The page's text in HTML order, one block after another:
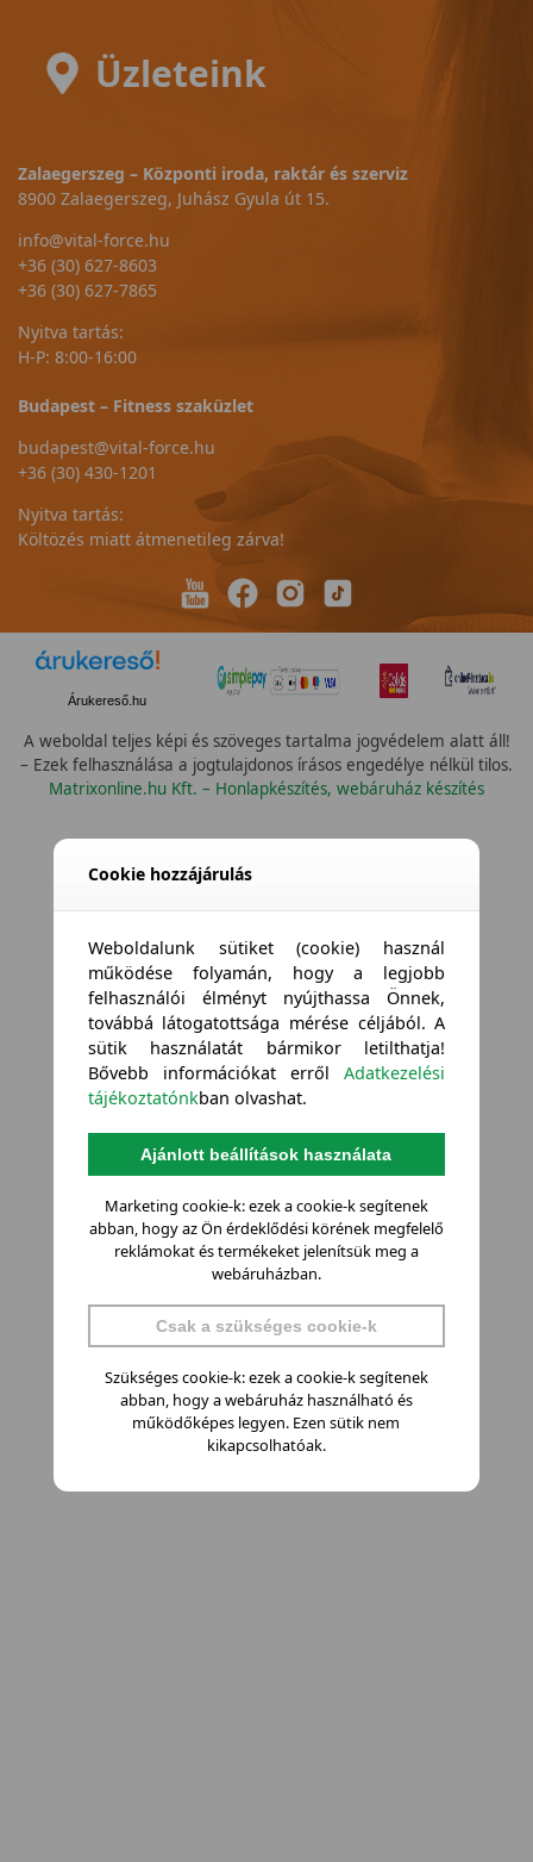
Üzleteink
Zalaegerszeg – Központi iroda, raktár és szerviz
8900 Zalaegerszeg, Juhász Gyula út 15.
info@vital-force.hu
+36 (30) 627-8603
+36 (30) 627-7865
Nyitva tartás:
H-P: 8:00-16:00
Budapest – Fitness szaküzlet
budapest@vital-force.hu
+36 (30) 430-1201
Nyitva tartás:
Költözés miatt átmenetileg zárva!
Árukereső.hu
A weboldal teljes képi és szöveges tartalma jogvédelem alatt áll!
– Ezek felhasználása a jogtulajdonos írásos engedélye nélkül tilos.
Matrixonline.hu Kft. – Honlapkészítés, webáruház készítés
Cookie hozzájárulás
Weboldalunk sütiket (cookie) használ
működése folyamán, hogy a legjobb
felhasználói élményt nyújthassa Önnek,
továbbá látogatottsága mérése céljából. A
sütik használatát bármikor letilthatja!
Bővebb információkat errőlAdatkezelési
tájékoztatónkban olvashat.
Ajánlott beállítások használata
Marketing cookie-k: ezek a cookie-k segítenek
abban, hogy az Ön érdeklődési körének megfelelő
reklámokat és termékeket jelenítsük meg a
webáruházban.
Csak a szükséges cookie-k
Szükséges cookie-k: ezek a cookie-k segítenek
abban, hogy a webáruház használható és
működőképes legyen. Ezen sütik nem
kikapcsolhatóak.